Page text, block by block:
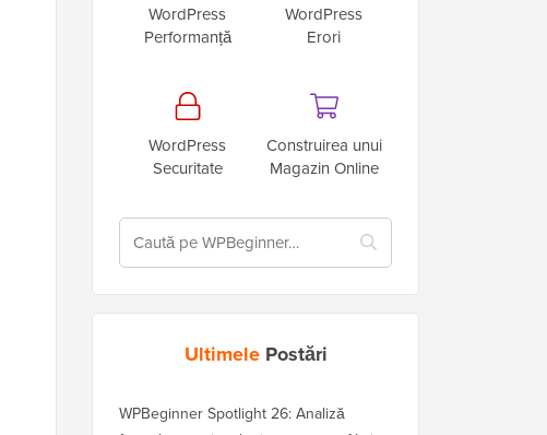
WordPress
Performanță
WordPress
Erori
WordPress
Securitate
Construirea unui
Magazin Online
UltimelePostări
WPBeginner Spotlight 26: Analiză